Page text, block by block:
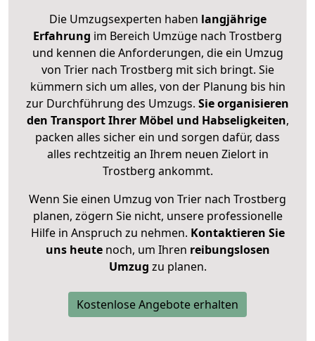
Die Umzugsexperten haben langjährige
Erfahrung im Bereich Umzüge nach Trostberg
und kennen die Anforderungen, die ein Umzug
von Trier nach Trostberg mit sich bringt. Sie
kümmern sich um alles, von der Planung bis hin
zur Durchführung des Umzugs. Sie organisieren
den Transport Ihrer Möbel und Habseligkeiten,
packen alles sicher ein und sorgen dafür, dass
alles rechtzeitig an Ihrem neuen Zielort in
Trostberg ankommt.
Wenn Sie einen Umzug von Trier nach Trostberg
planen, zögern Sie nicht, unsere professionelle
Hilfe in Anspruch zu nehmen. Kontaktieren Sie
uns heutenoch, um Ihren reibungslosen
Umzug zu planen.
Kostenlose Angebote erhalten